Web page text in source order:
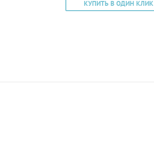
КУПИТЬ В ОДИН КЛИК